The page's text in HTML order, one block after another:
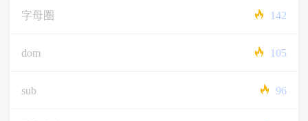
字母圈 142
dom 105
sub 96